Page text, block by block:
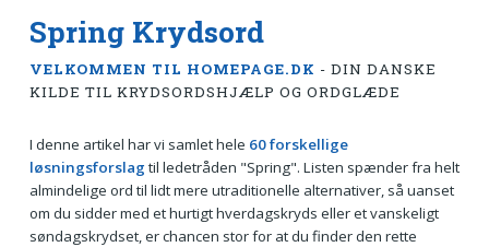
Spring Krydsord
VELKOMMEN TIL HOMEPAGE.DK - DIN DANSKE
KILDE TIL KRYDSORDSHJÆLP OG ORDGLÆDE
I denne artikel har vi samlet hele 60 forskellige
løsningsforslag til ledetråden "Spring". Listen spænder fra helt
almindelige ord til lidt mere utraditionelle alternativer, så uanset
om du sidder med et hurtigt hverdagskryds eller et vanskeligt
søndagskrydset, er chancen stor for at du finder den rette